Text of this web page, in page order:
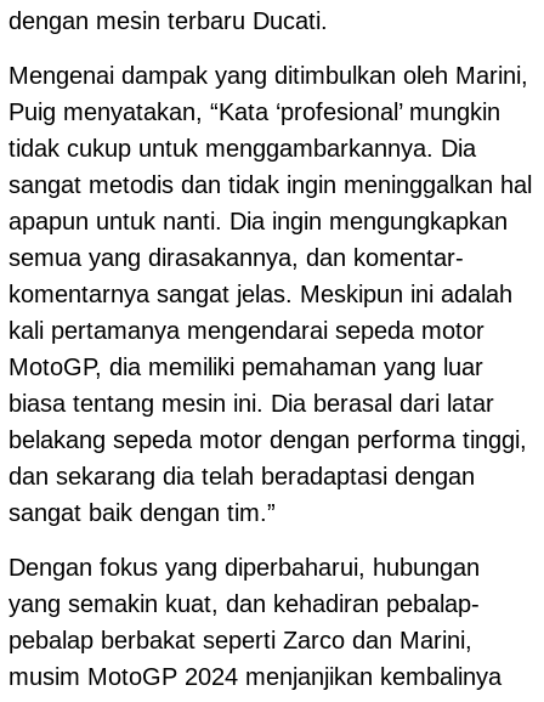
dengan mesin terbaru Ducati.
Mengenai dampak yang ditimbulkan oleh Marini,
Puig menyatakan, “Kata ‘profesional’ mungkin
tidak cukup untuk menggambarkannya. Dia
sangat metodis dan tidak ingin meninggalkan hal
apapun untuk nanti. Dia ingin mengungkapkan
semua yang dirasakannya, dan komentar-
komentarnya sangat jelas. Meskipun ini adalah
kali pertamanya mengendarai sepeda motor
MotoGP, dia memiliki pemahaman yang luar
biasa tentang mesin ini. Dia berasal dari latar
belakang sepeda motor dengan performa tinggi,
dan sekarang dia telah beradaptasi dengan
sangat baik dengan tim.”
Dengan fokus yang diperbaharui, hubungan
yang semakin kuat, dan kehadiran pebalap-
pebalap berbakat seperti Zarco dan Marini,
musim MotoGP 2024 menjanjikan kembalinya